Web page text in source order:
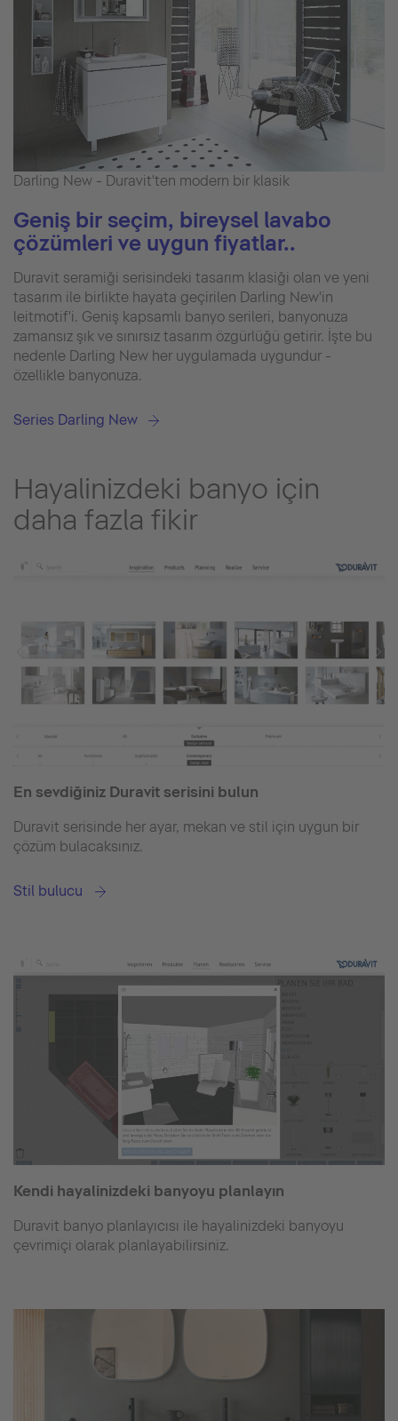
Darling New - Duravit'ten modern bir klasik
Geniş bir seçim, bireysel lavabo
çözümleri ve uygun fiyatlar..
Duravit seramiği serisindeki tasarım klasiği olan ve yeni
tasarım ile birlikte hayata geçirilen Darling New'in
leitmotif'i. Geniş kapsamlı banyo serileri, banyonuza
zamansız şık ve sınırsız tasarım özgürlüğü getirir. İşte bu
nedenle Darling New her uygulamada uygundur -
özellikle banyonuza.
Series Darling New
Hayalinizdeki banyo için
daha fazla fikir
En sevdiğiniz Duravit serisini bulun
Duravit serisinde her ayar, mekan ve stil için uygun bir
çözüm bulacaksınız.
Stil bulucu
Kendi hayalinizdeki banyoyu planlayın
Duravit banyo planlayıcısı ile hayalinizdeki banyoyu
çevrimiçi olarak planlayabilirsiniz.